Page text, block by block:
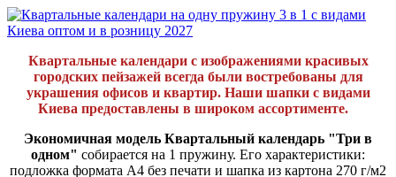
Квартальные календари с изображениями красивых
городских пейзажей всегда были востребованы для
украшения офисов и квартир. Наши шапки с видами
Киева предоставлены в широком ассортименте.
Экономичная модель Квартальный календарь "Три в
одном" собирается на 1 пружину. Его характеристики:
подложка формата А4 без печати и шапка из картона 270 г/м2